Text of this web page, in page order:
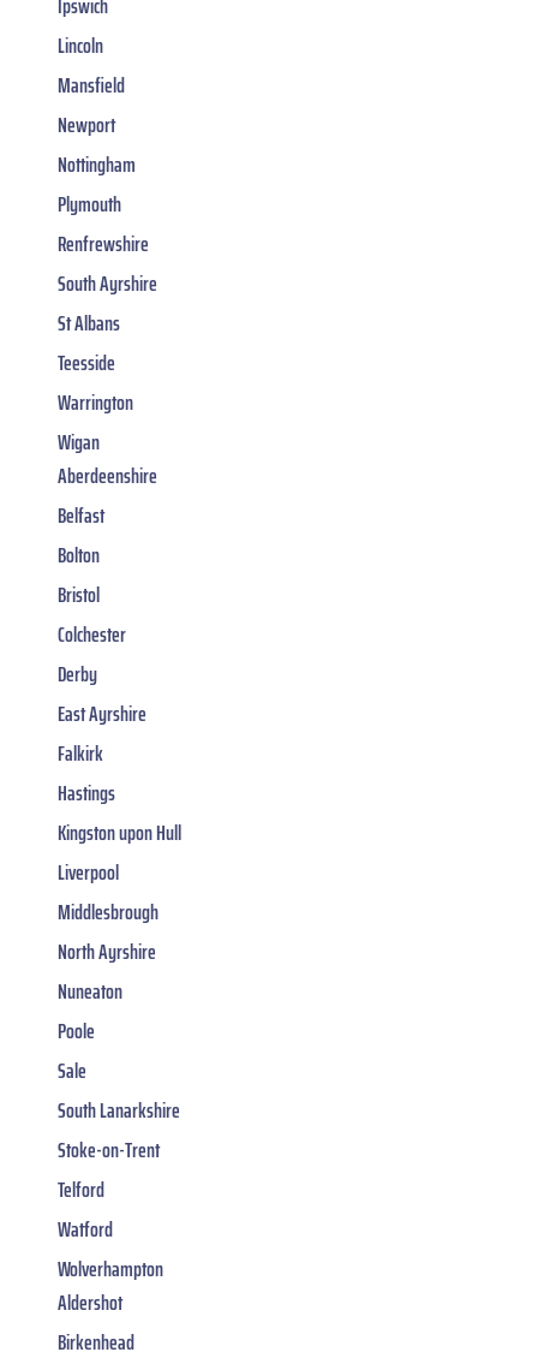
Lincoln
Mansfield
Newport
Nottingham
Plymouth
Renfrewshire
South Ayrshire
St Albans
Teesside
Warrington
Wigan
Aberdeenshire
Belfast
Bolton
Bristol
Colchester
Derby
East Ayrshire
Falkirk
Hastings
Kingston upon Hull
Liverpool
Middlesbrough
North Ayrshire
Nuneaton
Poole
Sale
South Lanarkshire
Stoke-on-Trent
Telford
Watford
Wolverhampton
Aldershot
Birkenhead